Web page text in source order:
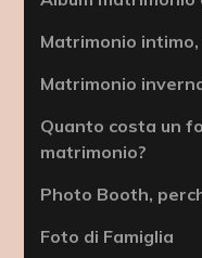
Matrimonio
Matrimonio
Quanto costa un
matrimonio?
Photo Booth,
Foto di Famiglia